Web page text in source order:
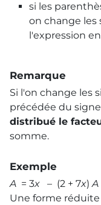
si les
on change les
l'expression
Remarque
Si l'on change les
précédée du
distribué le
somme.
Exemple
A = 3x – (2 + 7x)A
Une forme